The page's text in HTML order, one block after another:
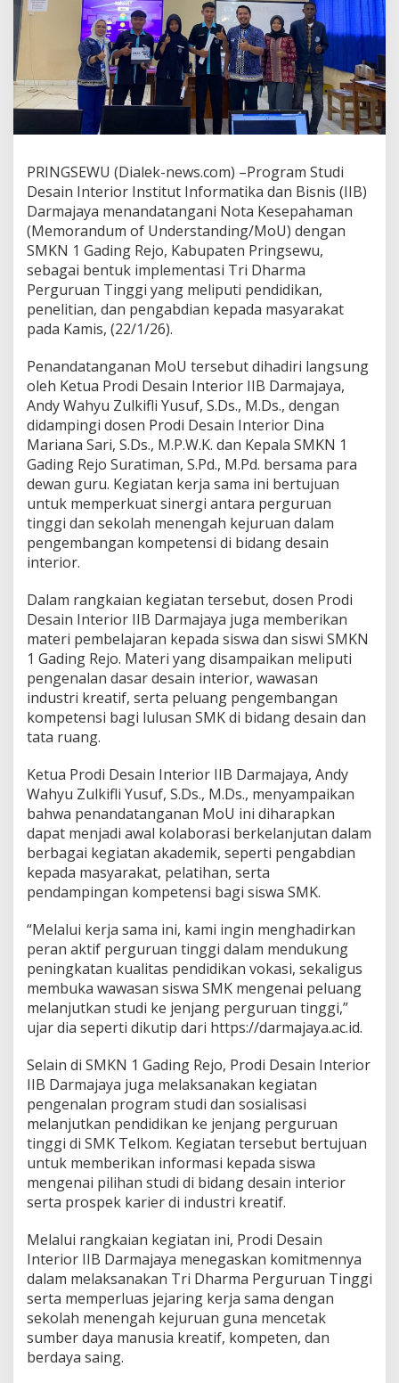
B
D
r
a
a
a
T
e
k
e
M
o
U
S
t
a
t
e
g
i
s
d
n
g
a
n
S
N
1
G
a
d
i
n
g
o
P
e
k
u
a
P
n
d
i
d
i
k
n
K
e
j
u
r
u
a
n
PRINGSEWU (Dialek-news.com) –Program Studi
Desain Interior Institut Informatika dan Bisnis (IIB)
Darmajaya menandatangani Nota Kesepahaman
(Memorandum of Understanding/MoU) dengan
SMKN 1 Gading Rejo, Kabupaten Pringsewu,
sebagai bentuk implementasi Tri Dharma
Perguruan Tinggi yang meliputi pendidikan,
penelitian, dan pengabdian kepada masyarakat
pada Kamis, (22/1/26).
Penandatanganan MoU tersebut dihadiri langsung
oleh Ketua Prodi Desain Interior IIB Darmajaya,
Andy Wahyu Zulkifli Yusuf, S.Ds., M.Ds., dengan
didampingi dosen Prodi Desain Interior Dina
Mariana Sari, S.Ds., M.P.W.K. dan Kepala SMKN 1
Gading Rejo Suratiman, S.Pd., M.Pd. bersama para
dewan guru. Kegiatan kerja sama ini bertujuan
untuk memperkuat sinergi antara perguruan
tinggi dan sekolah menengah kejuruan dalam
pengembangan kompetensi di bidang desain
interior.
Dalam rangkaian kegiatan tersebut, dosen Prodi
Desain Interior IIB Darmajaya juga memberikan
materi pembelajaran kepada siswa dan siswi SMKN
1 Gading Rejo. Materi yang disampaikan meliputi
pengenalan dasar desain interior, wawasan
industri kreatif, serta peluang pengembangan
kompetensi bagi lulusan SMK di bidang desain dan
tata ruang.
Ketua Prodi Desain Interior IIB Darmajaya, Andy
Wahyu Zulkifli Yusuf, S.Ds., M.Ds., menyampaikan
bahwa penandatanganan MoU ini diharapkan
dapat menjadi awal kolaborasi berkelanjutan dalam
berbagai kegiatan akademik, seperti pengabdian
kepada masyarakat, pelatihan, serta
pendampingan kompetensi bagi siswa SMK.
“Melalui kerja sama ini, kami ingin menghadirkan
peran aktif perguruan tinggi dalam mendukung
peningkatan kualitas pendidikan vokasi, sekaligus
membuka wawasan siswa SMK mengenai peluang
melanjutkan studi ke jenjang perguruan tinggi,”
ujar dia seperti dikutip dari https://darmajaya.ac.id.
Selain di SMKN 1 Gading Rejo, Prodi Desain Interior
IIB Darmajaya juga melaksanakan kegiatan
pengenalan program studi dan sosialisasi
melanjutkan pendidikan ke jenjang perguruan
tinggi di SMK Telkom. Kegiatan tersebut bertujuan
untuk memberikan informasi kepada siswa
mengenai pilihan studi di bidang desain interior
serta prospek karier di industri kreatif.
Melalui rangkaian kegiatan ini, Prodi Desain
Interior IIB Darmajaya menegaskan komitmennya
dalam melaksanakan Tri Dharma Perguruan Tinggi
serta memperluas jejaring kerja sama dengan
sekolah menengah kejuruan guna mencetak
sumber daya manusia kreatif, kompeten, dan
berdaya saing.